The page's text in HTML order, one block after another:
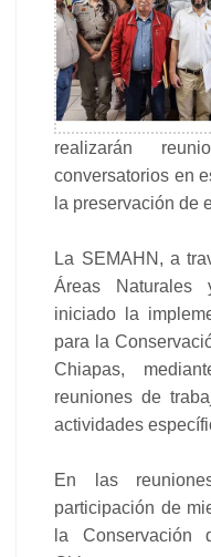
realizarán
conversatorios en
la preservación de
La SEMAHN, a
Áreas
iniciado la
para la
Chiapas,
reuniones de
actividades
En las
participación de
la Conservación